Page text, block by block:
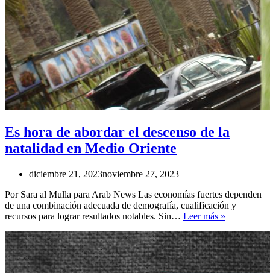
Es hora de abordar el descenso de la
natalidad en Medio Oriente
diciembre 21, 2023noviembre 27, 2023
Por Sara al Mulla para Arab News Las economías fuertes dependen
de una combinación adecuada de demografía, cualificación y
recursos para lograr resultados notables. Sin… Leer más »
de
abordar
el
descenso